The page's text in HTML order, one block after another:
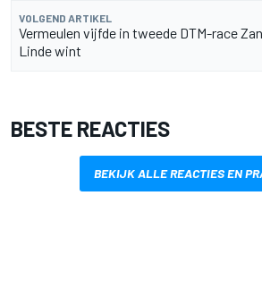
VOLGEND ARTIKEL
Vermeulen vijfde in tweede DTM-race
Linde wint
BESTE REACTIES
BEKIJK ALLE REACTIES EN